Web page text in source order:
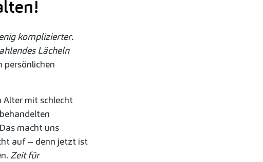
komplizierter.
Lächeln
persönlichen
Alter mit schlecht
macht uns
auf – denn jetzt ist
Zeit für